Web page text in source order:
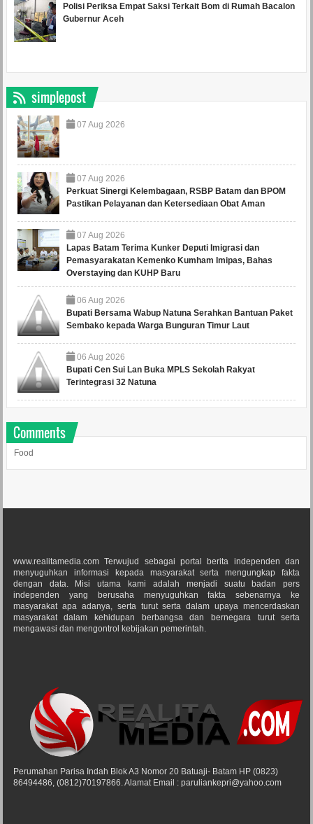
Polisi Periksa Empat Saksi Terkait Bom di Rumah Bacalon
Gubernur Aceh
simplepost
07 Aug 2026
07 Aug 2026
Perkuat Sinergi Kelembagaan, RSBP Batam dan BPOM
Pastikan Pelayanan dan Ketersediaan Obat Aman
07 Aug 2026
Lapas Batam Terima Kunker Deputi Imigrasi dan
Pemasyarakatan Kemenko Kumham Imipas, Bahas
Overstaying dan KUHP Baru
06 Aug 2026
Bupati Bersama Wabup Natuna Serahkan Bantuan Paket
Sembako kepada Warga Bunguran Timur Laut
06 Aug 2026
Bupati Cen Sui Lan Buka MPLS Sekolah Rakyat
Terintegrasi 32 Natuna
Comments
Food
www.realitamedia.com Terwujud sebagai portal berita independen dan
menyuguhkan informasi kepada masyarakat serta mengungkap fakta
dengan data. Misi utama kami adalah menjadi suatu badan pers
independen yang berusaha menyuguhkan fakta sebenarnya ke
masyarakat apa adanya, serta turut serta dalam upaya mencerdaskan
masyarakat dalam kehidupan berbangsa dan bernegara turut serta
mengawasi dan mengontrol kebijakan pemerintah.
Perumahan Parisa Indah Blok A3 Nomor 20 Batuaji- Batam HP (0823)
86494486, (0812)70197866. Alamat Email : paruliankepri@yahoo.com